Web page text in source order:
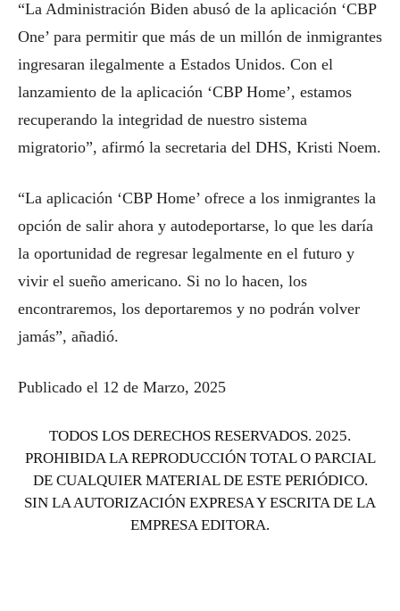
“La Administración Biden abusó de la aplicación ‘CBP
One’ para permitir que más de un millón de inmigrantes
ingresaran ilegalmente a Estados Unidos. Con el
lanzamiento de la aplicación ‘CBP Home’, estamos
recuperando la integridad de nuestro sistema
migratorio”, afirmó la secretaria del DHS, Kristi Noem.
“La aplicación ‘CBP Home’ ofrece a los inmigrantes la
opción de salir ahora y autodeportarse, lo que les daría
la oportunidad de regresar legalmente en el futuro y
vivir el sueño americano. Si no lo hacen, los
encontraremos, los deportaremos y no podrán volver
jamás”, añadió.
Publicado el 12 de Marzo, 2025
TODOS LOS DERECHOS RESERVADOS. 2025.
PROHIBIDA LA REPRODUCCIÓN TOTAL O PARCIAL
DE CUALQUIER MATERIAL DE ESTE PERIÓDICO.
SIN LA AUTORIZACIÓN EXPRESA Y ESCRITA DE LA
EMPRESA EDITORA.